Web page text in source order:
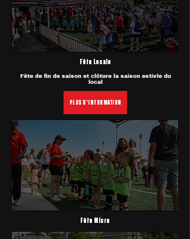
Fête Locale
Fête de fin de saison et clôture la saison estivle du
local
PLUS D'INFORMATION
Fête Micro